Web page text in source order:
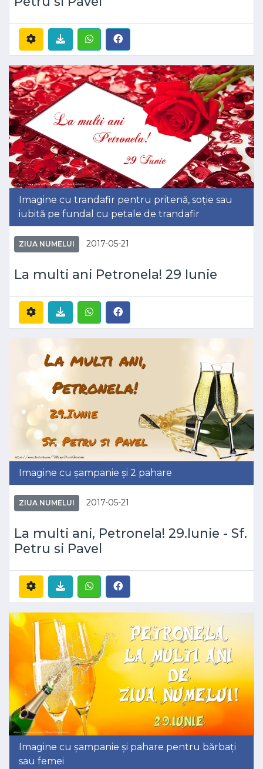
Imagine cu trandafir pentru pritenă, soție sau
iubită pe fundal cu petale de trandafir
ZIUA NUMELUI 2017-05-21
La multi ani Petronela! 29 Iunie
Imagine cu șampanie și 2 pahare
ZIUA NUMELUI 2017-05-21
La multi ani, Petronela! 29.Iunie - Sf.
Petru si Pavel
Imagine cu șampanie și pahare pentru bărbați
sau femei